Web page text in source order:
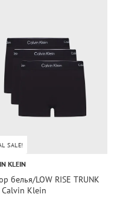
SALE!
KLEIN
белья/LOW RISE TRUNK
Calvin Klein